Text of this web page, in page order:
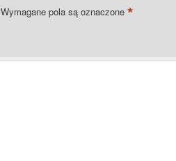
Wymagane pola są oznaczone *